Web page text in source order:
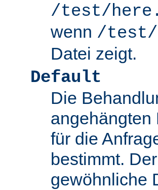
/test/
wenn /test/
Datei zeigt.
Default
Die
angehängten
für die
bestimmt.
gewöhnliche